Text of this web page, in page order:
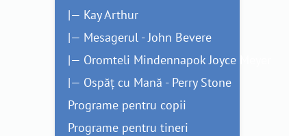
|— Kay Arthur
|— Mesagerul - John Bevere
|— Oromteli Mindennapok Joyce Meyer
|— Ospăț cu Mană - Perry Stone
Programe pentru copii
Programe pentru tineri